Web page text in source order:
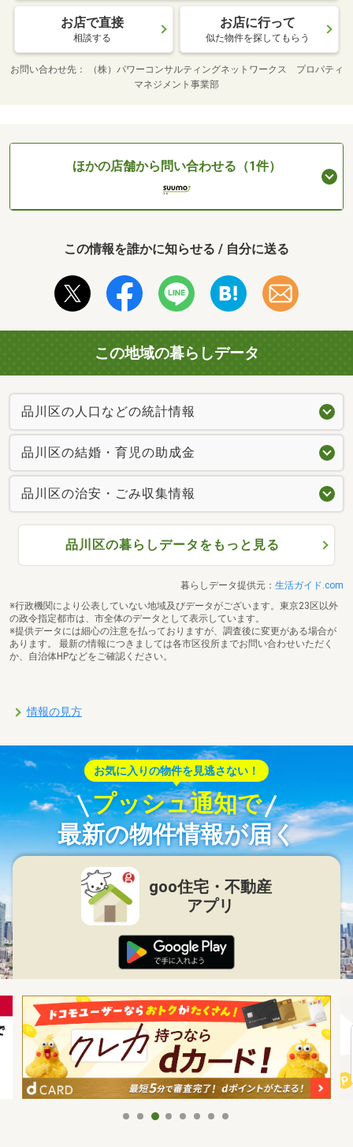
お店で直接
相談する
お店に行って
似た物件を探してもらう
お問い合わせ先
（株）パワーコンサルティングネットワークス プロパティ
マネジメント事業部
ほかの店舗から問い合わせる（1件）
この情報を誰かに知らせる / 自分に送る
この地域の暮らしデータ
品川区の人口などの統計情報
品川区の結婚・育児の助成金
品川区の治安・ごみ収集情報
品川区の暮らしデータをもっと見る
暮らしデータ提供元： 生活ガイド.com
※行政機関により公表していない地域及びデータがございます。東京23区以外
の政令指定都市は、市全体のデータとして表示しています。
※提供データには細心の注意を払っておりますが、調査後に変更がある場合が
あります。 最新の情報につきましては各市区役所までお問い合わせいただく
か、自治体HPなどをご確認ください。
情報の見方
お気に入りの物件を見逃さない！
プッシュ通知で
最新の物件情報が届く
goo住宅・不動産
アプリ